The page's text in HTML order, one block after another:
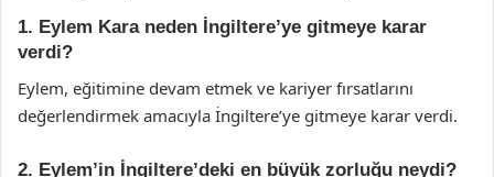
1. Eylem Kara neden İngiltere’ye gitmeye karar
verdi?
Eylem, eğitimine devam etmek ve kariyer fırsatlarını
değerlendirmek amacıyla İngiltere’ye gitmeye karar verdi.
2. Eylem’in İngiltere’deki en büyük zorluğu neydi?